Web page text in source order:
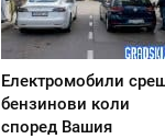
Електромобили
бензинови коли
според Вашия